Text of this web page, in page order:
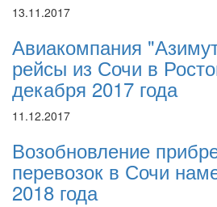
13.11.2017
Авиакомпания
рейсы из Сочи в
декабря 2017 года
11.12.2017
Возобновление
перевозок в Сочи
2018 года